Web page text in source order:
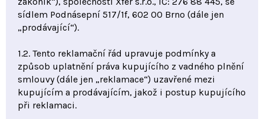
sídlem Podnásepní 517/1f, 602 00 Brno (dále jen
„prodávající“).
1.2. Tento reklamační řád upravuje podmínky a
způsob uplatnění práva kupujícího z vadného plnění
smlouvy (dále jen „reklamace“) uzavřené mezi
kupujícím a prodávajícím, jakož i postup kupujícího
při reklamaci.